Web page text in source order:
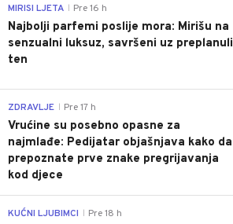
MIRISI LJETA Pre 16 h
Najbolji parfemi poslije mora: Mirišu na
senzualni luksuz, savršeni uz preplanuli
ten
ZDRAVLJE Pre 17 h
Vrućine su posebno opasne za
najmlađe: Pedijatar objašnjava kako da
prepoznate prve znake pregrijavanja
kod djece
KUĆNI LJUBIMCI Pre 18 h